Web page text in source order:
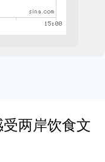
两岸饮食文